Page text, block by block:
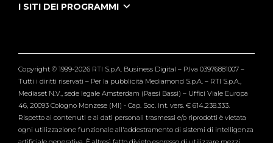
Tutti i servizi
I SITI DEI PROGRAMMI
Verissimo
Copyright © 1999-2026 RTI S.p.A. Business Digital – P.Iva 03976881007 –
Tutti i diritti riservati – Per la pubblicità Mediamond S.p.A. – RTI S.p.A.,
Mediaset N.V., sede legale Amsterdam (Paesi Bassi) – Uffici Viale Europa
46, 20093 Cologno Monzese (MI) - Cap. Soc. int. vers. € 614.238.333.
Rispetto ai contenuti e ai dati personali trasmessi e/o riprodotti è vietata
ogni utilizzazione funzionale all'addestramento di sistemi di intelligenza